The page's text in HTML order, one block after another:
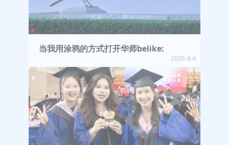
当我用涂鸦的方式打开华师belike:
2026-8-6